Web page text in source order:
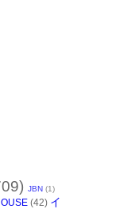
JBN (1)
(42) イ